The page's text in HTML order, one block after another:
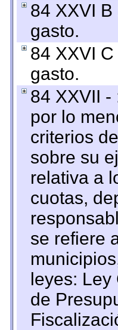
84 XXVI
gasto.
84 XXVI
gasto.
84 XXVII
por lo
criterios
sobre su
relativa a
cuotas,
se refiere
leyes: Ley
de